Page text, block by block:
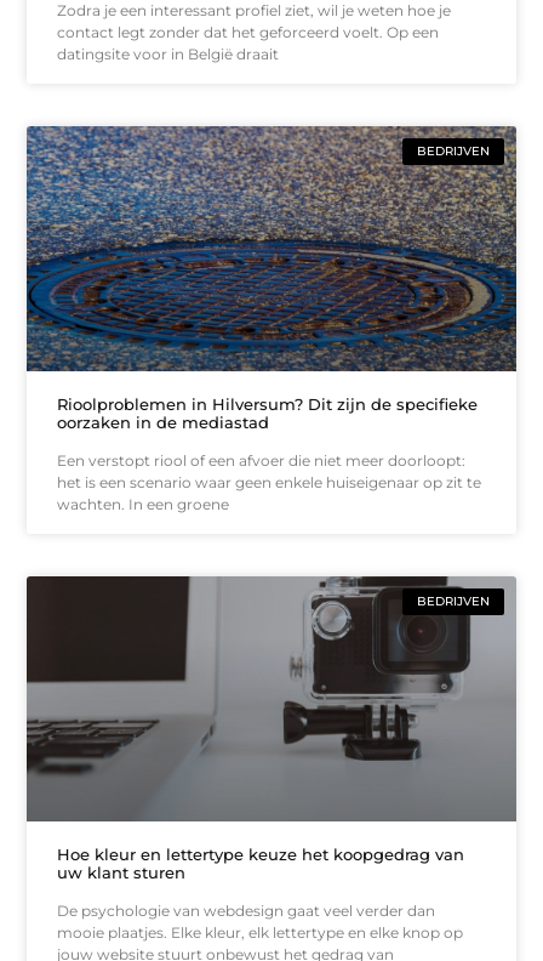
Zodra je een interessant profiel ziet, wil je weten hoe je
contact legt zonder dat het geforceerd voelt. Op een
datingsite voor in België draait
BEDRIJVEN
Rioolproblemen in Hilversum? Dit zijn de specifieke
oorzaken in de mediastad
Een verstopt riool of een afvoer die niet meer doorloopt:
het is een scenario waar geen enkele huiseigenaar op zit te
wachten. In een groene
BEDRIJVEN
Hoe kleur en lettertype keuze het koopgedrag van
uw klant sturen
De psychologie van webdesign gaat veel verder dan
mooie plaatjes. Elke kleur, elk lettertype en elke knop op
jouw website stuurt onbewust het gedrag van